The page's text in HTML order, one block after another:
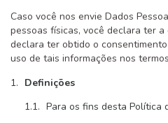
Caso você nos envie Dados
pessoas físicas, você declara ter
declara ter obtido o
uso de tais informações nos
Definições
Para os fins desta Política